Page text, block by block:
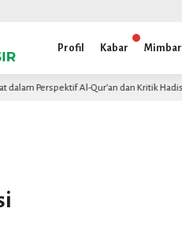
Profil Kabar Mimbar
Perspektif Al-Qur’an dan Kritik Hadis